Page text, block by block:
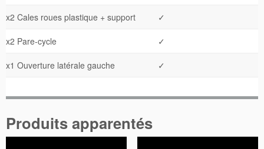
x2 Cales roues plastique + support ✓
x2 Pare-cycle ✓
x1 Ouverture latérale gauche ✓
Produits apparentés